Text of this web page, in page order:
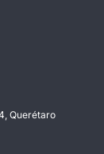
Querétaro